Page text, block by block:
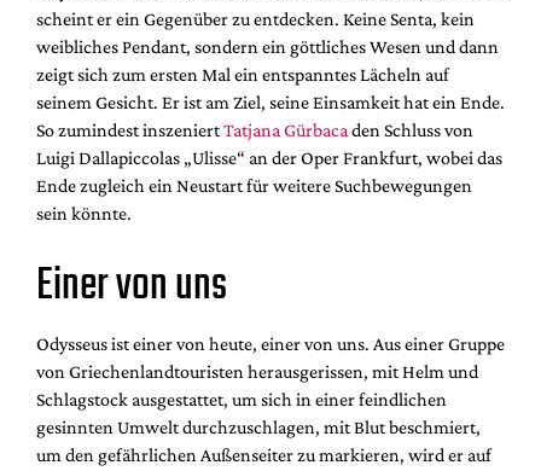
Newsletter
Redaktion
Autor:innen
Partner
Mediadaten
Suche
scheint er ein Gegenüber zu entdecken. Keine Senta, kein
weibliches Pendant, sondern ein göttliches Wesen und dann
zeigt sich zum ersten Mal ein entspanntes Lächeln auf
seinem Gesicht. Er ist am Ziel, seine Einsamkeit hat ein Ende.
So zumindest inszeniertTatjana Gürbaca den Schluss von
Luigi Dallapiccolas „Ulisse“ an der Oper Frankfurt, wobei das
Ende zugleich ein Neustart für weitere Suchbewegungen
sein könnte.
Einer von uns
Odysseus ist einer von heute, einer von uns. Aus einer Gruppe
von Griechenlandtouristen herausgerissen, mit Helm und
Schlagstock ausgestattet, um sich in einer feindlichen
gesinnten Umwelt durchzuschlagen, mit Blut beschmiert,
um den gefährlichen Außenseiter zu markieren, wird er auf